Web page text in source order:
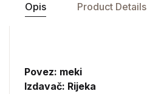
Opis Product Details
Povez: meki
Izdavač: Rijeka